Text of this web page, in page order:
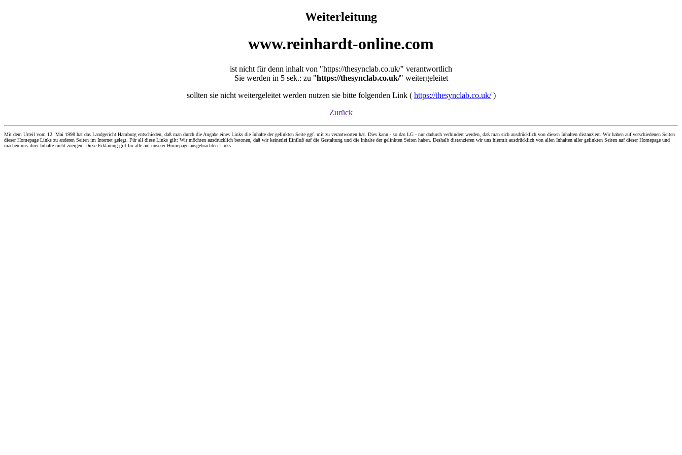
Weiterleitung
www.reinhardt-online.com
ist nicht für denn inhalt von "https://thesynclab.co.uk/" verantwortlich
Sie werden in 5 sek.: zu "https://thesynclab.co.uk/" weitergeleitet
sollten sie nicht weitergeleitet werden nutzen sie bitte folgenden Link ( https://thesynclab.co.uk/)
Zurück
Mit dem Urteil vom 12. Mai 1998 hat das Landgericht Hamburg entschieden, daß man durch die Angabe eines Links die Inhalte der gelinkten Seite ggf. mit zu verantworten hat. Dies kann - so das LG - nur dadurch verhindert werden, daß man sich ausdrücklich von diesen Inhalten distanziert. Wir haben auf verschiedenen Seiten
dieser Homepage Links zu anderen Seiten im Internet gelegt. Für all diese Links gilt: Wir möchten ausdrücklich betonen, daß wir keinerlei Einfluß auf die Gestaltung und die Inhalte der gelinkten Seiten haben. Deshalb distanzieren wir uns hiermit ausdrücklich von allen Inhalten aller gelinkten Seiten auf dieser Homepage und
machen uns ihrer Inhalte nicht zueigen. Diese Erklärung gilt für alle auf unserer Homepage ausgebrachten Links.